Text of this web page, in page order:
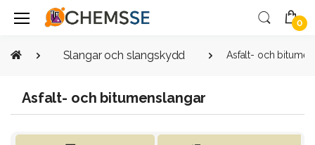
0
Slangar och slangskydd Asfalt- och
Asfalt- och bitumenslangar